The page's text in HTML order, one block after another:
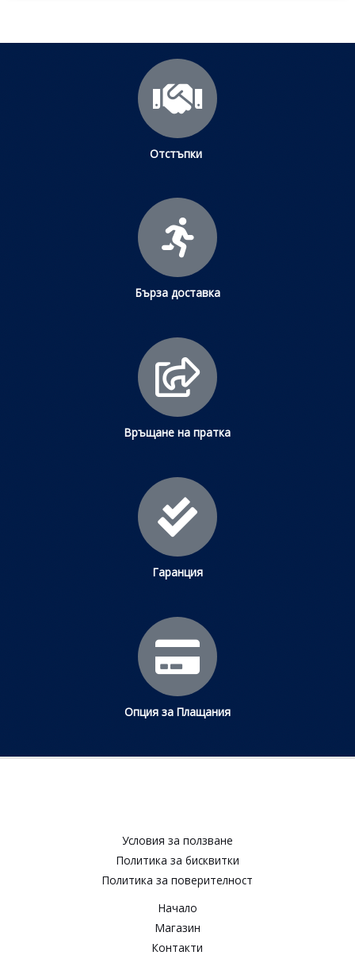
Отстъпки
Бърза доставка
Връщане на пратка
Гаранция
Опция за Плащания
Условия за ползване​
Политика за бисквитки​
Политика за поверителност​
Начало
Магазин
Контакти